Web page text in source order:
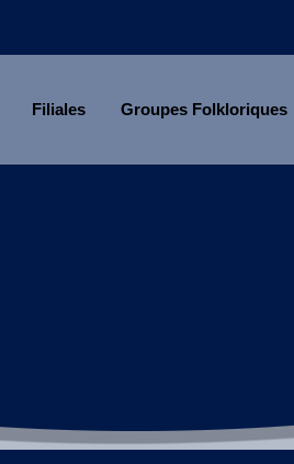
Filiales Groupes Folkloriques